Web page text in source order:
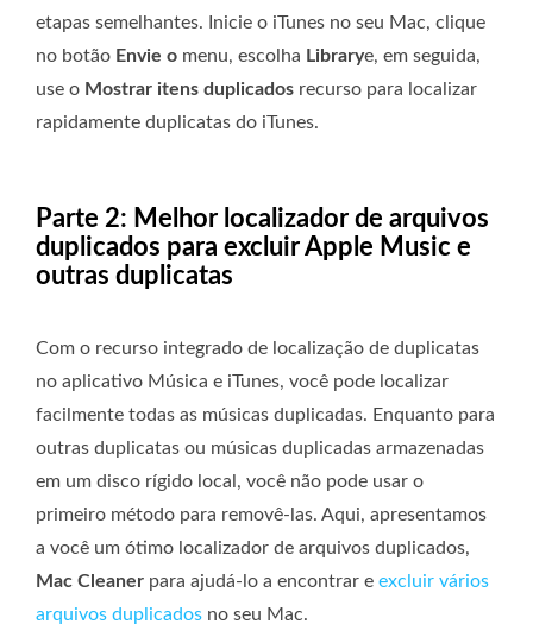
etapas semelhantes. Inicie o iTunes no seu Mac, clique
no botão Envie o menu, escolha Librarye, em seguida,
use o Mostrar itens duplicados recurso para localizar
rapidamente duplicatas do iTunes.
Parte 2: Melhor localizador de arquivos
duplicados para excluir Apple Music e
outras duplicatas
Com o recurso integrado de localização de duplicatas
no aplicativo Música e iTunes, você pode localizar
facilmente todas as músicas duplicadas. Enquanto para
outras duplicatas ou músicas duplicadas armazenadas
em um disco rígido local, você não pode usar o
primeiro método para removê-las. Aqui, apresentamos
a você um ótimo localizador de arquivos duplicados,
Mac Cleaner para ajudá-lo a encontrar e excluir vários
arquivos duplicados no seu Mac.